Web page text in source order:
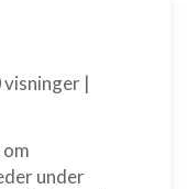
visninger |
under